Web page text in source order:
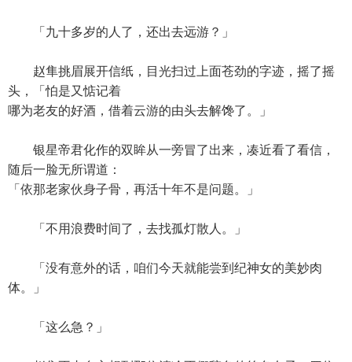
「九十多岁的人了，还出去远游？」
赵隼挑眉展开信纸，目光扫过上面苍劲的字迹，摇了摇
头，「怕是又惦记着
哪为老友的好酒，借着云游的由头去解馋了。」
银星帝君化作的双眸从一旁冒了出来，凑近看了看信，
随后一脸无所谓道：
「依那老家伙身子骨，再活十年不是问题。」
「不用浪费时间了，去找孤灯散人。」
「没有意外的话，咱们今天就能尝到纪神女的美妙肉
体。」
「这么急？」